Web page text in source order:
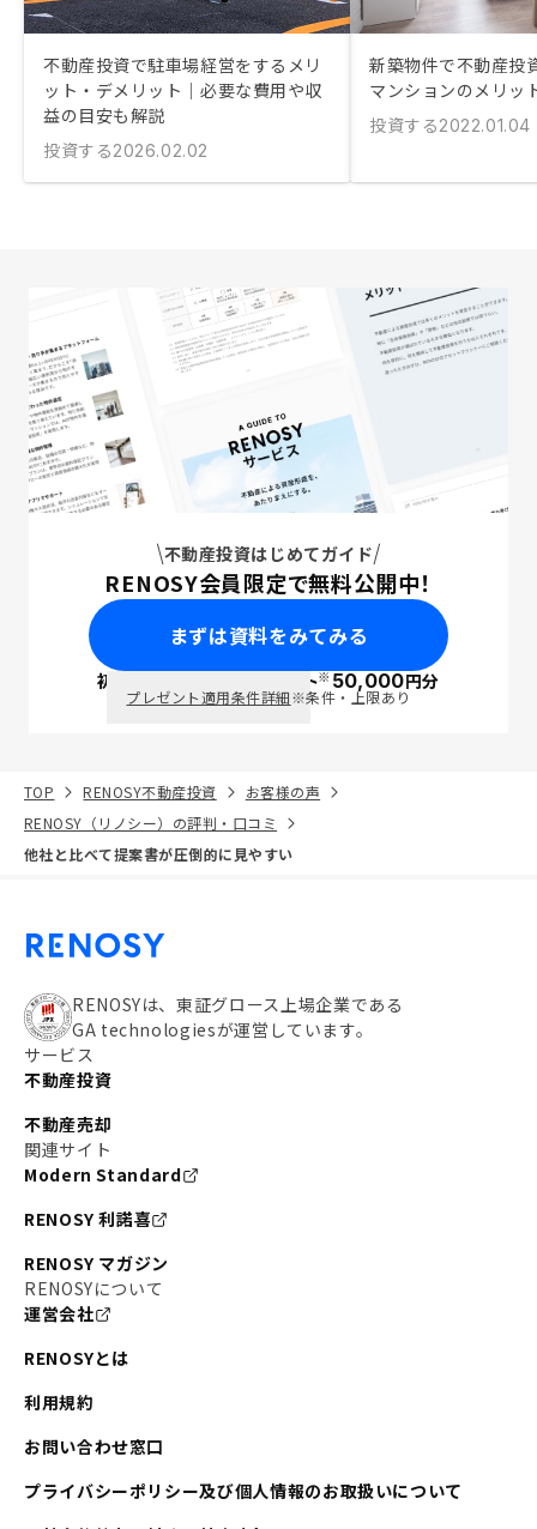
不動産投資で駐車場経営をするメリ
ット・デメリット｜必要な費用や収
益の目安も解説
投資する2026.02.02
新築物件で不動産投
マンションのメリッ
投資する2022.01.04
不動産投資はじめてガイド
RENOSY会員限定で無料公開中！
まずは資料をみてみる
初回面談で ポイント※50,000円分
プレゼント適用条件詳細※条件・上限あり
TOP RENOSY不動産投資
お客様の声
RENOSY（リノシー）の評判・口コミ
他社と比べて提案書が圧倒的に見やすい
RENOSYは、東証グロース上場企業である
GA technologiesが運営しています。
サービス
不動産投資
不動産売却
関連サイト
Modern Standard
RENOSY 利諾喜
RENOSY マガジン
RENOSYについて
運営会社
RENOSYとは
利用規約
お問い合わせ窓口
プライバシーポリシー及び個人情報のお取扱いについて